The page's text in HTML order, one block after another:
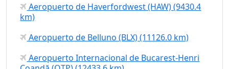
Aeropuerto de Haverfordwest (HAW) (9430.4
km)
Aeropuerto de Belluno (BLX) (11126.0 km)
Aeropuerto Internacional de Bucarest-Henri